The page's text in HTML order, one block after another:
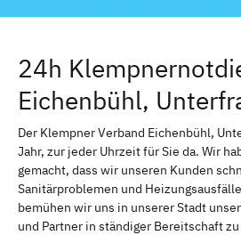
24h
Eichenbühl,
Der Klempner Verband Eichenbühl,
Jahr, zur jeder Uhrzeit für Sie da. Wir
gemacht, dass wir unseren Kunden
Sanitärproblemen und
bemühen wir uns in unserer Stadt
und Partner in ständiger Bereitschaft